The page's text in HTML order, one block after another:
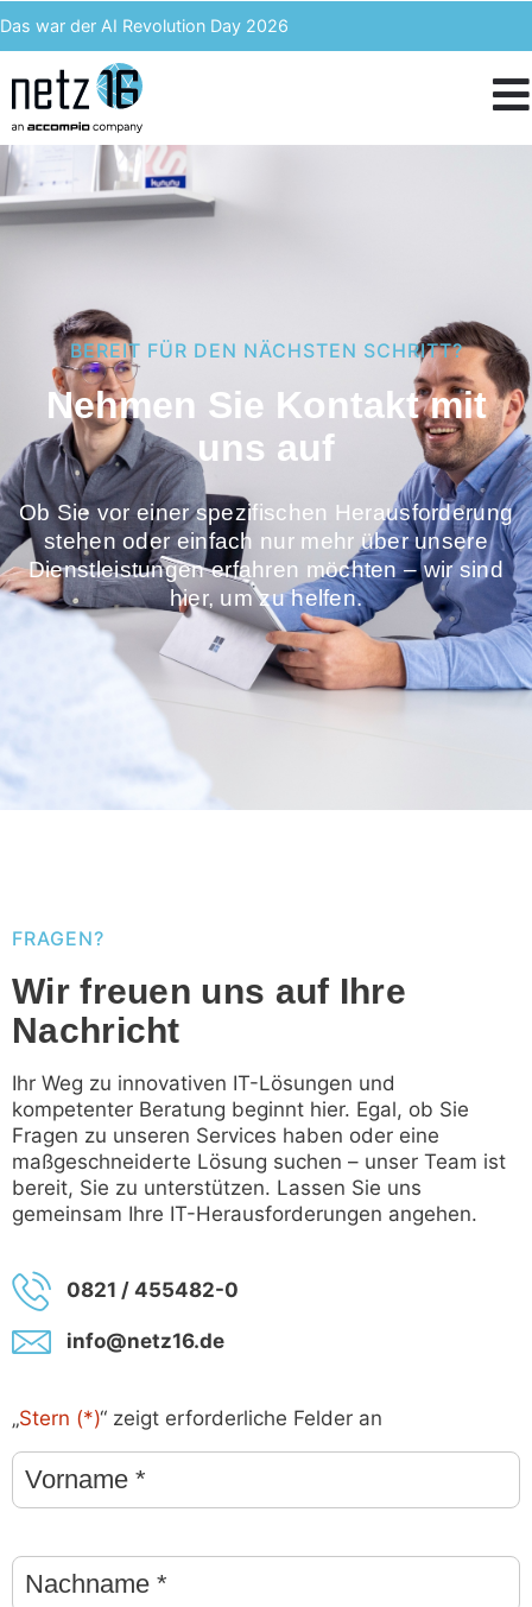
Das war der AI Revolution Day 2026
Kern AI wird accompio AI
Unser Event des Jahres – Wir blicken zurück auf den 3. ACST
IT-Kosten einsparen & langfristig profitieren – Enterprise Analytics
BEREIT FÜR DEN NÄCHSTEN SCHRITT?
Nehmen Sie Kontakt mit
uns auf
Ob Sie vor einer spezifischen Herausforderung
stehen oder einfach nur mehr über unsere
Dienstleistungen erfahren möchten – wir sind
hier, um zu helfen.
FRAGEN?
Wir freuen uns auf Ihre
Nachricht
Ihr Weg zu innovativen IT-Lösungen und
kompetenter Beratung beginnt hier. Egal, ob Sie
Fragen zu unseren Services haben oder eine
maßgeschneiderte Lösung suchen – unser Team ist
bereit, Sie zu unterstützen. Lassen Sie uns
gemeinsam Ihre IT-Herausforderungen angehen.
0821 / 455482-0
info@netz16.de
„Stern (*)“ zeigt erforderliche Felder an
Vorname
(*)
Nachname
(*)